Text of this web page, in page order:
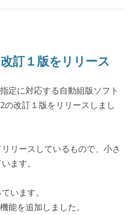
訂１版をリリース
定に対応する自動組版ソフト
改訂１版をリリースしまし
リースしているもので、小さ
ます。
ています。
能を追加しました。